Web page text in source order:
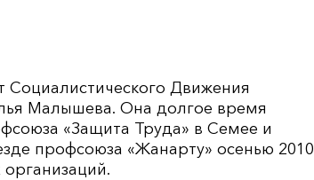
Социалистического Движения
Малышева. Она долгое время
«Защита Труда» в Семее и
профсоюза «Жанарту» осенью 2010